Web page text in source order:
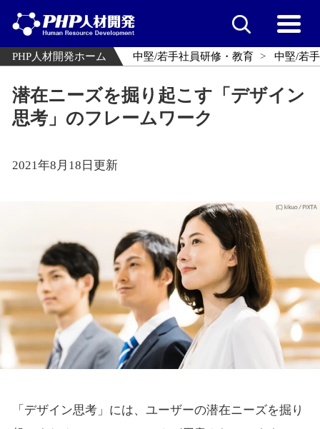
PHP人材開発ホーム 中堅/若手社員研修・教育 中堅/若
潜在ニーズを掘り起こす「デザイン
思考」のフレームワーク
2021年8月18日更新
「デザイン思考」には、ユーザーの潜在ニーズを掘り